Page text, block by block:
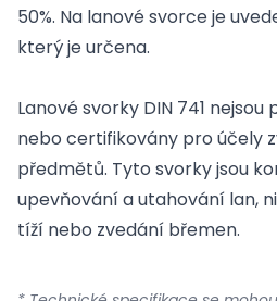
50%. Na lanové svorce je
který je určena.
Lanové svorky DIN 741
nebo certifikovány pro účely
předmětů. Tyto svorky jsou
upevňování a utahování lan,
tíží nebo zvedání břemen.